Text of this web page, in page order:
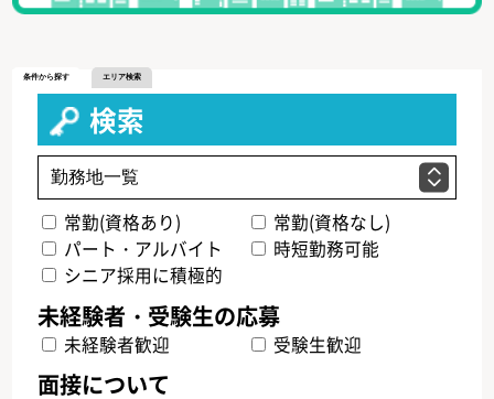
条件から探す エリア検索
検索
常勤(資格あり)
常勤(資格なし)
パート・アルバイト
時短勤務可能
シニア採用に積極的
未経験者歓迎 受験生歓迎